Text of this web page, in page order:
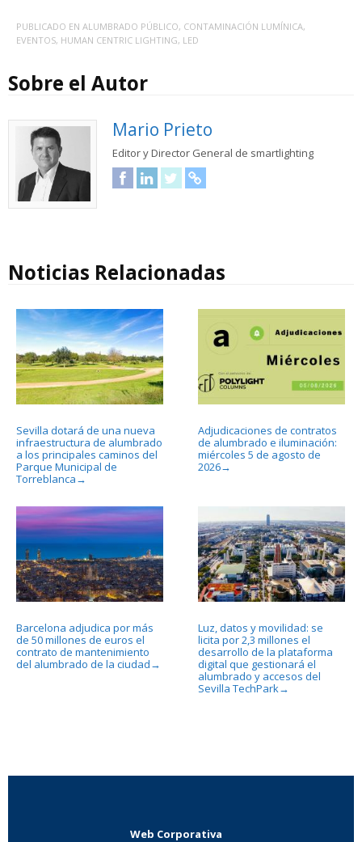
PUBLICADO EN ALUMBRADO PÚBLICO, CONTAMINACIÓN LUMÍNICA,
EVENTOS, HUMAN CENTRIC LIGHTING, LED
Sobre el Autor
Mario Prieto
Editor y Director General de smartlighting
FacebookLinkedInTwitter
Noticias Relacionadas
Sevilla dotará de una nueva
infraestructura de alumbrado
a los principales caminos del
Parque Municipal de
Torreblanca →
Adjudicaciones de contratos
de alumbrado e iluminación:
miércoles 5 de agosto de
2026→
Barcelona adjudica por más
de 50 millones de euros el
contrato de mantenimiento
del alumbrado de la ciudad →
Luz, datos y movilidad: se
licita por 2,3 millones el
desarrollo de la plataforma
digital que gestionará el
alumbrado y accesos del
Sevilla TechPark→
Web Corporativa